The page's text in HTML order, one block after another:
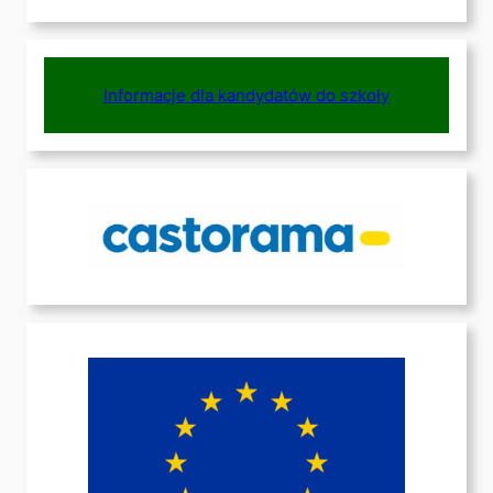
Informacje dla kandydatów do szkoły